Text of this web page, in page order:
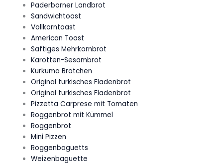
Paderborner Landbrot
Sandwichtoast
Vollkorntoast
American Toast
Saftiges Mehrkornbrot
Karotten-Sesambrot
Kurkuma Brötchen
Original türkisches Fladenbrot
Original türkisches Fladenbrot
Pizzetta Carprese mit Tomaten
Roggenbrot mit Kümmel
Roggenbrot
Mini Pizzen
Roggenbaguetts
Weizenbaguette